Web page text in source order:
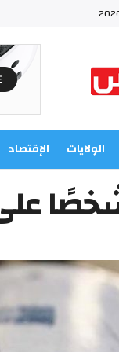
الولايات الإقتصاد